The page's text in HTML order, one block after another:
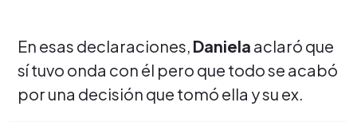
En esas declaraciones, Daniela aclaró que
sí tuvo onda con él pero que todo se acabó
por una decisión que tomó ella y su ex.